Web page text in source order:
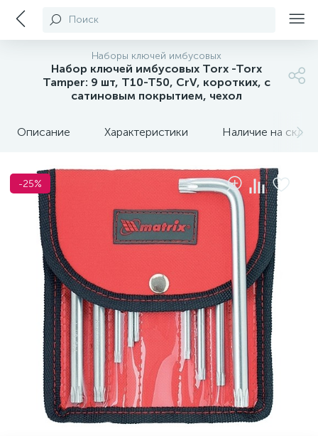
Поиск
Наборы ключей имбусовых
Набор ключей имбусовых Torx -Torx
Tamper: 9 шт, T10-T50, CrV, коротких, с
сатиновым покрытием, чехол
Описание Характеристики Наличие на
-25%